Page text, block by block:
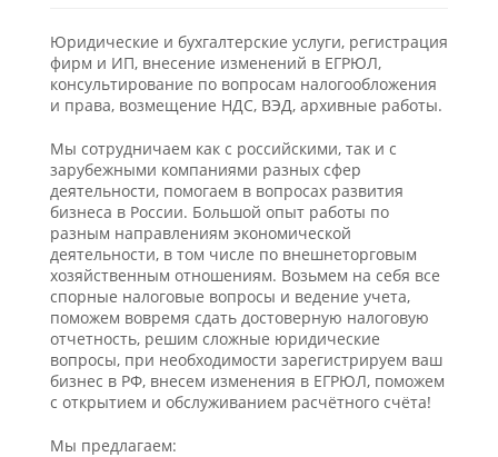
Юридические и бухгалтерские услуги, регистрация
фирм и ИП, внесение изменений в ЕГРЮЛ,
консультирование по вопросам налогообложения
и права, возмещение НДС, ВЭД, архивные работы.
Мы сотрудничаем как с российскими, так и с
зарубежными компаниями разных сфер
деятельности, помогаем в вопросах развития
бизнеса в России. Большой опыт работы по
разным направлениям экономической
деятельности, в том числе по внешнеторговым
хозяйственным отношениям. Возьмем на себя все
спорные налоговые вопросы и ведение учета,
поможем вовремя сдать достоверную налоговую
отчетность, решим сложные юридические
вопросы, при необходимости зарегистрируем ваш
бизнес в РФ, внесем изменения в ЕГРЮЛ, поможем
с открытием и обслуживанием расчётного счёта!
Мы предлагаем: